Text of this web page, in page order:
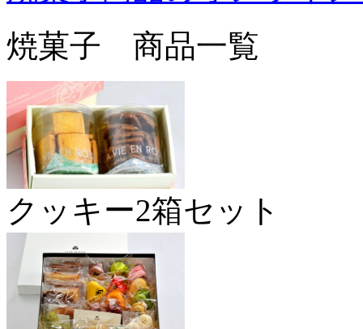
焼菓子 商品一覧
クッキー2箱セット